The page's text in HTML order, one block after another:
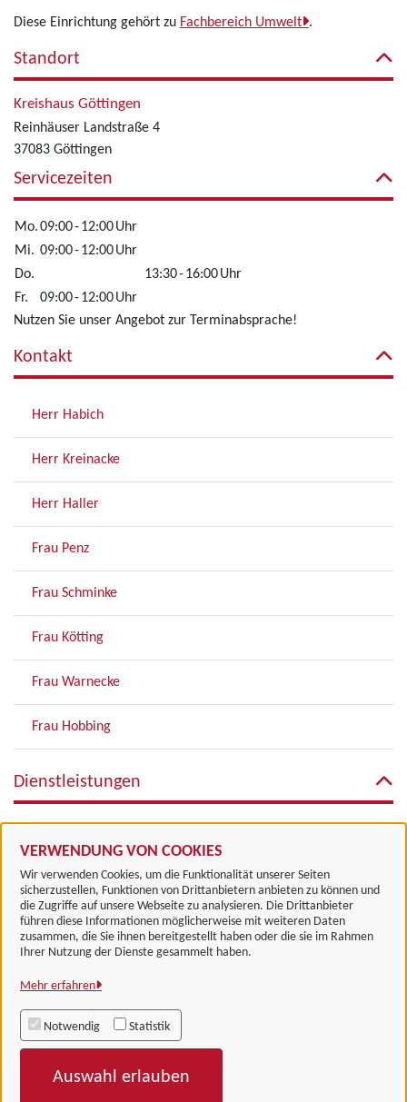
VERWENDUNG VON COOKIES
Wir verwenden Cookies, um die Funktionalität unserer Seiten
sicherzustellen, Funktionen von Drittanbietern anbieten zu können und
die Zugriffe auf unsere Webseite zu analysieren. Die Drittanbieter
führen diese Informationen möglicherweise mit weiteren Daten
zusammen, die Sie ihnen bereitgestellt haben oder die sie im Rahmen
Ihrer Nutzung der Dienste gesammelt haben.
Mehr erfahren
Notwendig Statistik
Auswahl erlauben
Diese Einrichtung gehört zu Fachbereich Umwelt .
Standort
Kreishaus Göttingen
Reinhäuser Landstraße 4
37083 Göttingen
Servicezeiten
Mo.09:00-12:00Uhr
Mi. 09:00-12:00Uhr
Do.
13:30-16:00Uhr
Fr.
09:00-12:00Uhr
Nutzen Sie unser Angebot zur Terminabsprache!
Kontakt
Herr Habich
Herr Kreinacke
Herr Haller
Frau Penz
Frau Schminke
Frau Kötting
Frau Warnecke
Frau Hobbing
Dienstleistungen
Landkreis Göttingen
Alle Rechte vorbehalten